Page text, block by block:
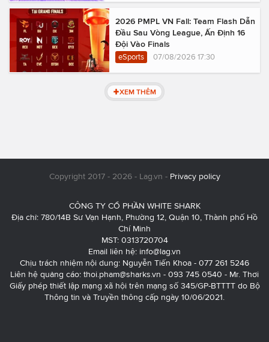
2026 PMPL VN Fall: Team Flash Dẫn
Đầu Sau Vòng League, Ấn Định 16
Đội Vào Finals
eSports 07/08/2026 17:30
XEM THÊM
Copyright 2017 - 2026 - Lag.vn - Privacy policy
CÔNG TY CỔ PHẦN WHITE SHARK
Địa chỉ: 780/14B Sư Vạn Hạnh, Phường 12, Quận 10, Thành phố Hồ
Chí Minh
MST: 0313720704
Email liên hệ: info@lag.vn
Chịu trách nhiệm nội dung: Nguyễn Tiến Khoa - 077 261 5246
Liên hệ quảng cáo: thoi.pham@sharks.vn - 093 745 0540 - Mr. Thơi
Giấy phép thiết lập mạng xã hội trên mạng số 345/GP-BTTTT do Bộ
Thông tin và Truyền thông cấp ngày 10/06/2021.